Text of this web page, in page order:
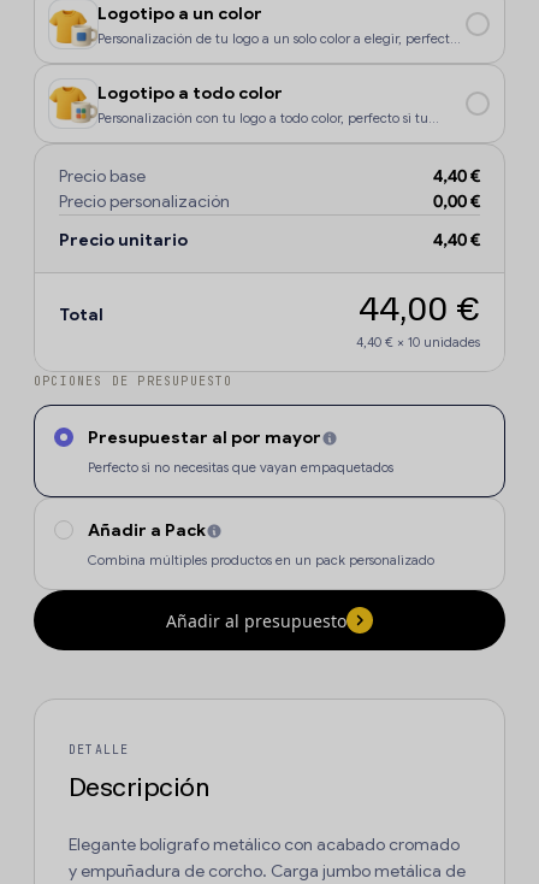
Logotipo a un color
Personalización de tu logo a un solo color a elegir, perfecto
Logotipo a todo color
Personalización con tu logo a todo color, perfecto si tu
Precio base
4,40 €
Precio personalización
0,00 €
Precio unitario
4,40 €
Total 44,00 €
4,40 € × 10 unidades
OPCIONES DE PRESUPUESTO
Presupuestar al por mayor
Perfecto si no necesitas que vayan empaquetados
Añadir a Pack
Combina múltiples productos en un pack personalizado
Añadir al presupuesto
DETALLE
Descripción
Elegante bolígrafo metálico con acabado cromado
y empuñadura de corcho. Carga jumbo metálica de